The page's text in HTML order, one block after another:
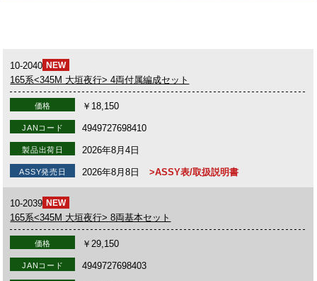
10-2040 NEW
165系<345M 大垣夜行> 4両付属編成セット
価格 ￥18,150
JANコード 4949727698410
製品出荷日 2026年8月4日
ASSY発売日 2026年8月8日 >ASSY表/取扱説明書
10-2039 NEW
165系<345M 大垣夜行> 8両基本セット
価格 ￥29,150
JANコード 4949727698403